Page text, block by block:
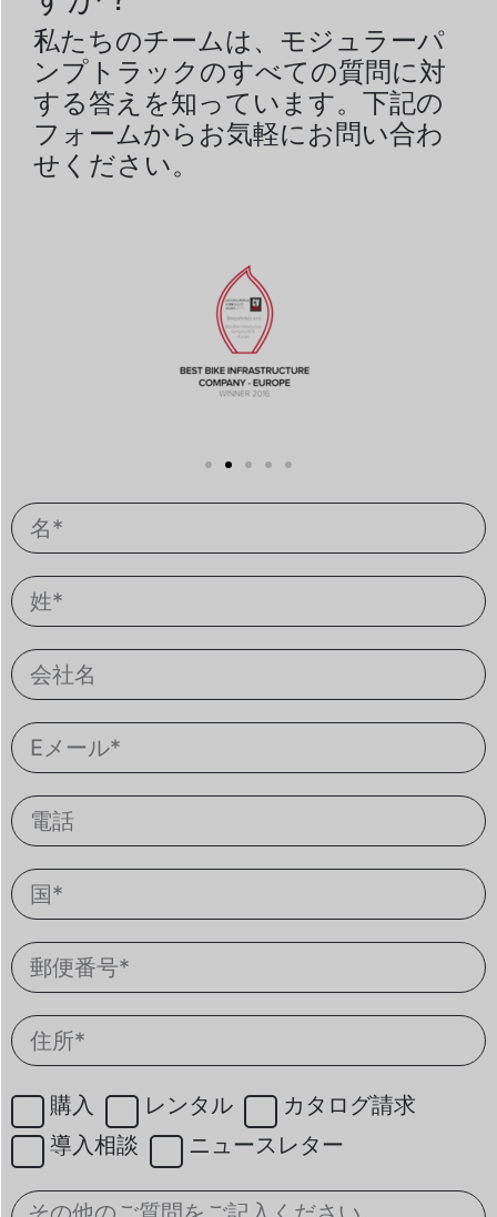
私たちのチームは、モジュラーパ
ンプトラックのすべての質問に対
する答えを知っています。下記の
フォームからお気軽にお問い合わ
せください。
購入 レンタル
カタログ請求
導入相談
ニュースレター